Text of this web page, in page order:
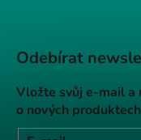
Odebírat
Vložte svůj e-mail a
o nových